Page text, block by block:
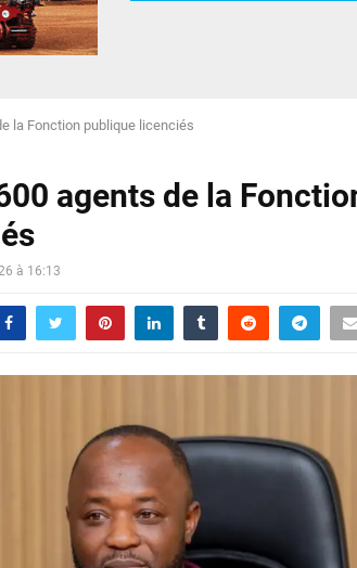
la Fonction publique licenciés
agents de la
à 16:13